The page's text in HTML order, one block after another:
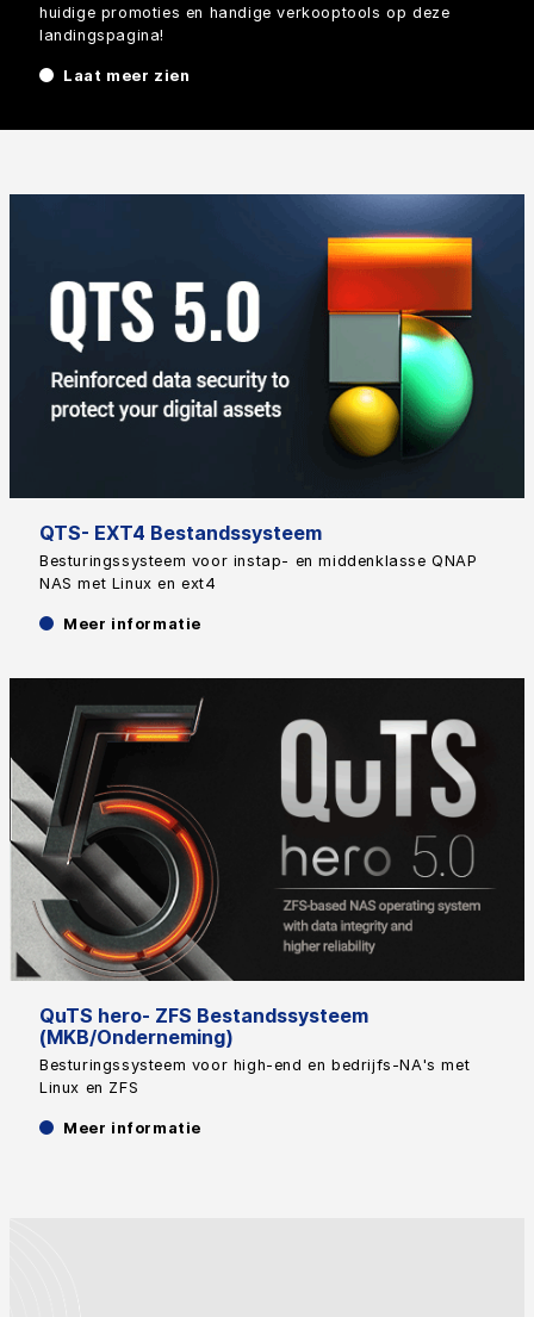
huidige promoties en handige verkooptools op deze
landingspagina!
Laat meer zien
QTS- EXT4 Bestandssysteem
Besturingssysteem voor instap- en middenklasse QNAP
NAS met Linux en ext4
Meer informatie
QuTS hero- ZFS Bestandssysteem
(MKB/Onderneming)
Besturingssysteem voor high-end en bedrijfs-NA's met
Linux en ZFS
Meer informatie